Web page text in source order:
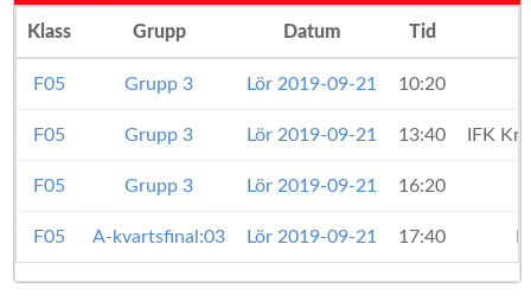
Klass Grupp Datum Tid
F05 Grupp 3 Lör 2019-09-21 10:20
F05 Grupp 3 Lör 2019-09-21 13:40 IFK
F05 Grupp 3 Lör 2019-09-21 16:20
F05 A-kvartsfinal:03 Lör 2019-09-21 17:40